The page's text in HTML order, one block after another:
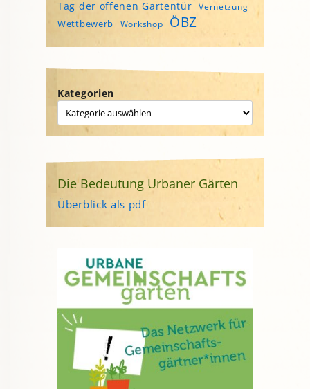
Tag der offenen Gartentür
Vernetzung
Wettbewerb Workshop ÖBZ
Kategorien
Die Bedeutung Urbaner Gärten
Überblick als pdf